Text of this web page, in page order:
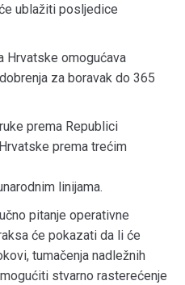
ublažiti posljedice
Hrvatske omogućava
za boravak do 365
prema Republici
prema trećim
linijama.
pitanje operativne
će pokazati da li će
tumačenja nadležnih
stvarno rasterećenje